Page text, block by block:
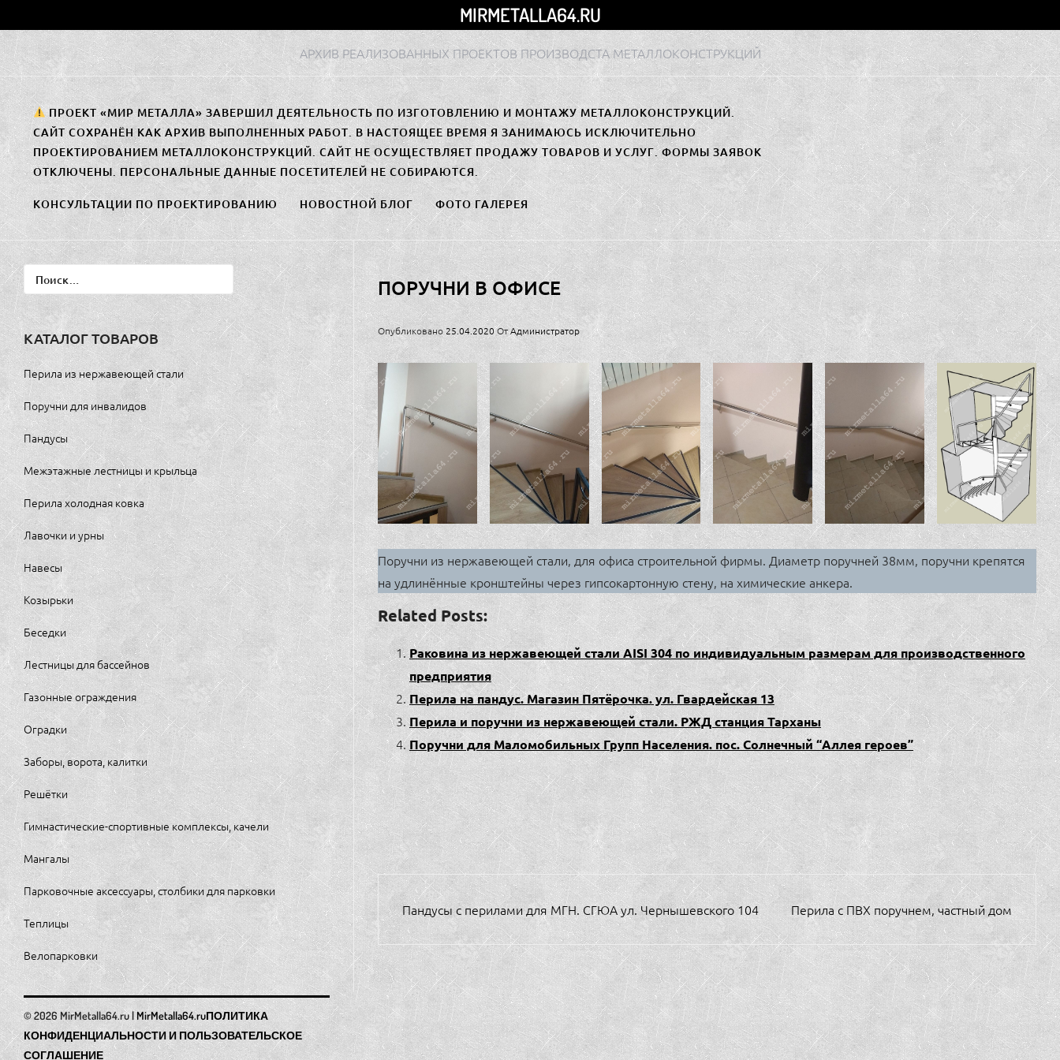
к
содержимому
MIRMETALLA64.RU
АРХИВ РЕАЛИЗОВАННЫХ ПРОЕКТОВ ПРОИЗВОДСТА МЕТАЛЛОКОНСТРУКЦИЙ
ПРОЕКТ «МИР МЕТАЛЛА» ЗАВЕРШИЛ ДЕЯТЕЛЬНОСТЬ ПО ИЗГОТОВЛЕНИЮ И МОНТАЖУ МЕТАЛЛОКОНСТРУКЦИЙ.
САЙТ СОХРАНЁН КАК АРХИВ ВЫПОЛНЕННЫХ РАБОТ. В НАСТОЯЩЕЕ ВРЕМЯ Я ЗАНИМАЮСЬ ИСКЛЮЧИТЕЛЬНО
ПРОЕКТИРОВАНИЕМ МЕТАЛЛОКОНСТРУКЦИЙ. САЙТ НЕ ОСУЩЕСТВЛЯЕТ ПРОДАЖУ ТОВАРОВ И УСЛУГ. ФОРМЫ ЗАЯВОК
ОТКЛЮЧЕНЫ. ПЕРСОНАЛЬНЫЕ ДАННЫЕ ПОСЕТИТЕЛЕЙ НЕ СОБИРАЮТСЯ.
КОНСУЛЬТАЦИИ ПО ПРОЕКТИРОВАНИЮ НОВОСТНОЙ БЛОГ ФОТО ГАЛЕРЕЯ
ПОРУЧНИ В ОФИСЕ
Опубликовано25.04.2020ОтАдминистратор
Поручни из нержавеющей стали, для офиса строительной фирмы. Диаметр поручней 38мм, поручни крепятся
на удлинённые кронштейны через гипсокартонную стену, на химические анкера.
Related Posts:
Раковина из нержавеющей стали AISI 304 по индивидуальным размерам для производственного
предприятия
Перила на пандус. Магазин Пятёрочка. ул. Гвардейская 13
Перила и поручни из нержавеющей стали. РЖД станция Тарханы
Поручни для Маломобильных Групп Населения. пос. Солнечный “Аллея героев”
НАВИГАЦИЯ
ПО
ЗАПИСЯМ
Пандусы с перилами для МГН. СГЮА ул. Чернышевского 104 Перила с ПВХ поручнем, частный дом
Найти:
КАТАЛОГ ТОВАРОВ
Перила из нержавеющей стали
Поручни для инвалидов
Пандусы
Межэтажные лестницы и крыльца
Перила холодная ковка
Лавочки и урны
Навесы
Козырьки
Беседки
Лестницы для бассейнов
Газонные ограждения
Оградки
Заборы, ворота, калитки
Решётки
Гимнастические-спортивные комплексы, качели
Мангалы
Парковочные аксессуары, столбики для парковки
Теплицы
Велопарковки
MirMetalla64.ruПОЛИТИКА
КОНФИДЕНЦИАЛЬНОСТИ И ПОЛЬЗОВАТЕЛЬСКОЕ
СОГЛАШЕНИЕ